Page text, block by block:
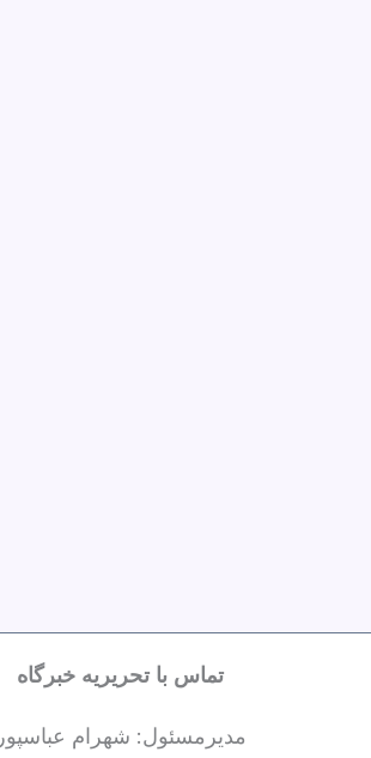
تماس با تحریریه خبرگاه
مدیرمسئول: شهرام عباسپور